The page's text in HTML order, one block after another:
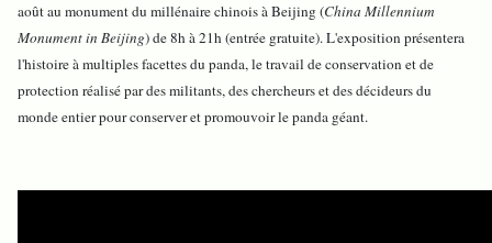
août au monument du millénaire chinois à Beijing (China Millennium
Monument in Beijing) de 8h à 21h (entrée gratuite). L'exposition présentera
l'histoire à multiples facettes du panda, le travail de conservation et de
protection réalisé par des militants, des chercheurs et des décideurs du
monde entier pour conserver et promouvoir le panda géant.